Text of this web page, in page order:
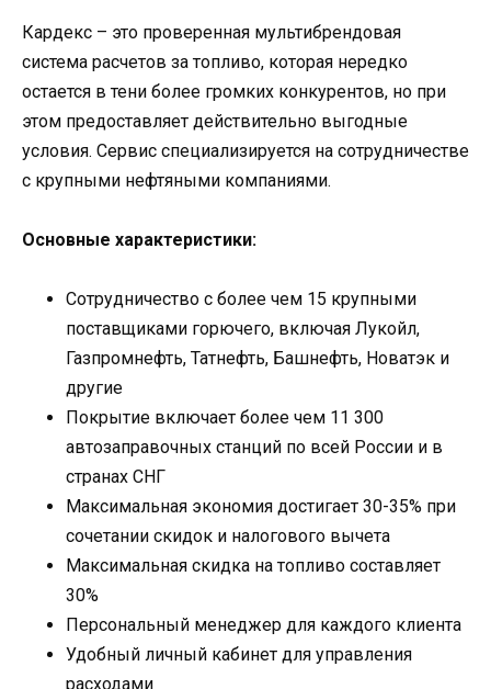
Кардекс – это проверенная мультибрендовая
система расчетов за топливо, которая нередко
остается в тени более громких конкурентов, но при
этом предоставляет действительно выгодные
условия. Сервис специализируется на сотрудничестве
с крупными нефтяными компаниями.
Основные характеристики:
Сотрудничество с более чем 15 крупными
поставщиками горючего, включая Лукойл,
Газпромнефть, Татнефть, Башнефть, Новатэк и
другие
Покрытие включает более чем 11 300
автозаправочных станций по всей России и в
странах СНГ
Максимальная экономия достигает 30-35% при
сочетании скидок и налогового вычета
Максимальная скидка на топливо составляет
30%
Персональный менеджер для каждого клиента
Удобный личный кабинет для управления
расходами